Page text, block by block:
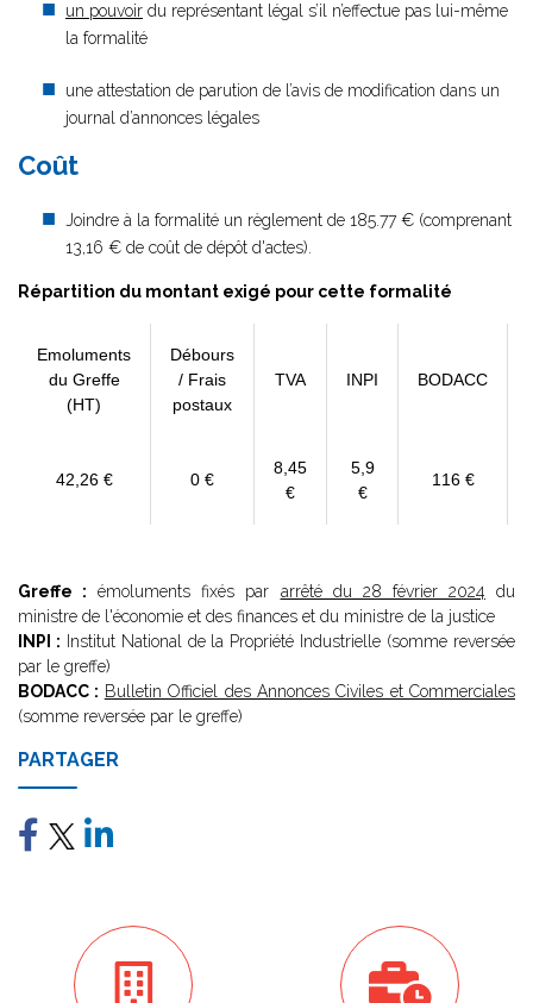
un pouvoir du représentant légal s’il n’effectue pas lui-même
la formalité
une attestation de parution de l’avis de modification dans un
journal d’annonces légales
Coût
Joindre à la formalité un règlement de 185.77 € (comprenant
13,16 € de coût de dépôt d'actes).
Répartition du montant exigé pour cette formalité
Emoluments
du Greffe
(HT)
Débours
/ Frais
postaux
TVA INPI BODACC
42,26 € 0 €
8,45
€
5,9
€
116 €
Greffe : émoluments fixés par arrêté du 28 février 2024 du
ministre de l'économie et des finances et du ministre de la justice
INPI : Institut National de la Propriété Industrielle (somme reversée
par le greffe)
BODACC : Bulletin Officiel des Annonces Civiles et Commerciales
(somme reversée par le greffe)
PARTAGER